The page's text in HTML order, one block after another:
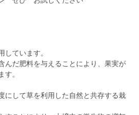
しています。
んだ肥料を与えることにより、果実が
す。
にして草を利用した自然と共存する栽